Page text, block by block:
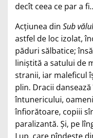
decît ceea ce par a
Acţiunea din Sub
astfel de loc izolat,
păduri sălbatice;
liniştită a satului de
stranii, iar maleficul
plin. Dracii
întunericului,
înfiorătoare, copiii
paralizantă. Şi, pe